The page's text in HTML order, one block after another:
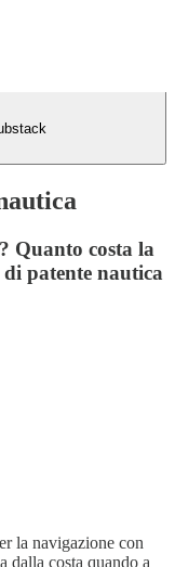
Quanto costa la
patente nautica
la navigazione con
dalla costa quando a